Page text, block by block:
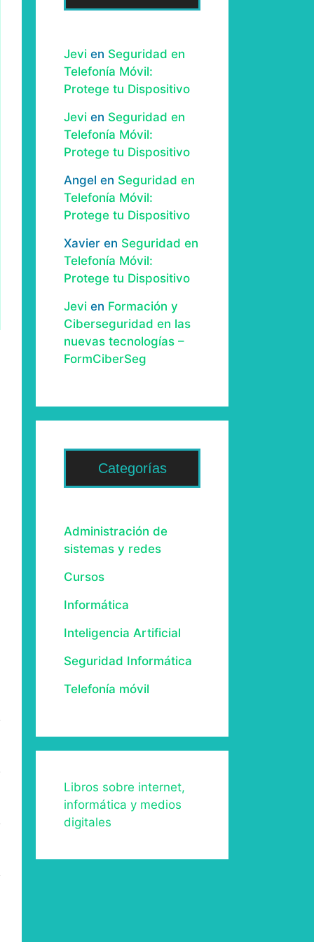
Jevi en Seguridad en
Telefonía Móvil:
Protege tu Dispositivo
Jevi en Seguridad en
Telefonía Móvil:
Protege tu Dispositivo
Angel en Seguridad en
Telefonía Móvil:
Protege tu Dispositivo
Xavier en Seguridad en
Telefonía Móvil:
Protege tu Dispositivo
Jevi en Formación y
Ciberseguridad en las
nuevas tecnologías –
FormCiberSeg
Categorías
Administración de
sistemas y redes
Cursos
Informática
Inteligencia Artificial
Seguridad Informática
Telefonía móvil
Libros sobre internet,
informática y medios
digitales